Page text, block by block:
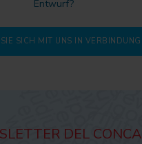
Entwurf?
SICH MIT UNS IN VERBINDUNG
DEL CONCA